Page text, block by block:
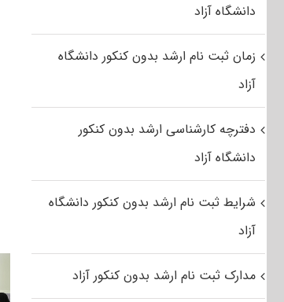
دانشگاه آزاد
زمان ثبت نام ارشد بدون کنکور دانشگاه
آزاد
دفترچه کارشناسی ارشد بدون کنکور
دانشگاه آزاد
شرایط ثبت نام ارشد بدون کنکور دانشگاه
آزاد
مدارک ثبت نام ارشد بدون کنکور آزاد